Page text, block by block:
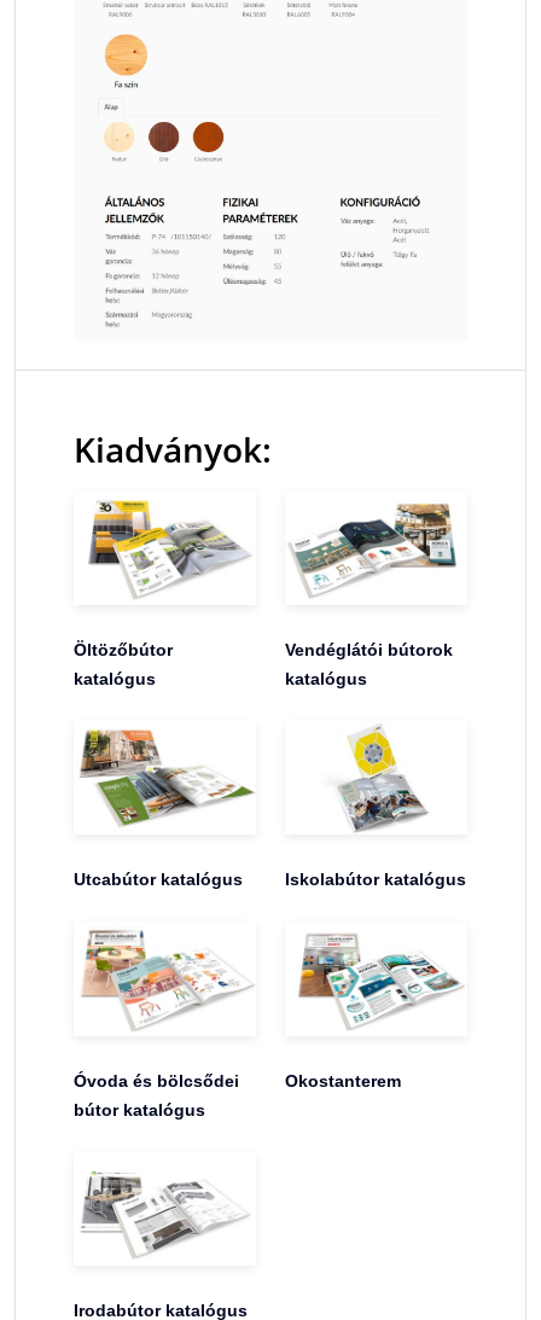
Kiadványok:
Öltözőbútor
katalógus
Vendéglátói bútorok
katalógus
Utcabútor katalógus Iskolabútor katalógus
Óvoda és bölcsődei
bútor katalógus
Okostanterem
Irodabútor katalógus